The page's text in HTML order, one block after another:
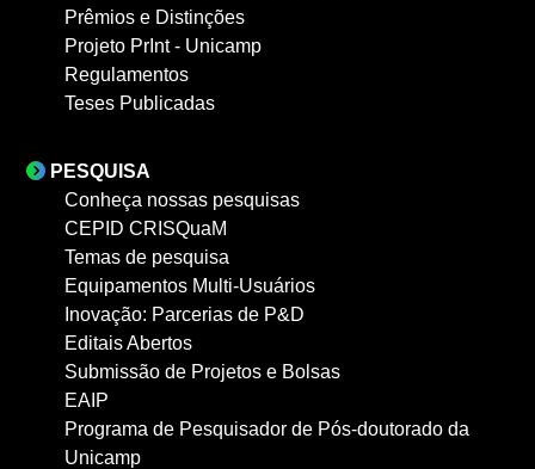
Prêmios e Distinções
Projeto PrInt - Unicamp
Regulamentos
Teses Publicadas
PESQUISA
Conheça nossas pesquisas
CEPID CRISQuaM
Temas de pesquisa
Equipamentos Multi-Usuários
Inovação: Parcerias de P&D
Editais Abertos
Submissão de Projetos e Bolsas
EAIP
Programa de Pesquisador de Pós-doutorado da
Unicamp